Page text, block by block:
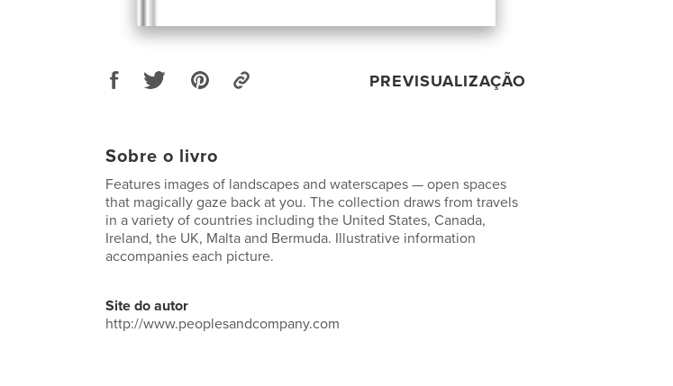
PREVISUALIZAÇÃO
Sobre o livro
Features images of landscapes and waterscapes — open spaces
that magically gaze back at you. The collection draws from travels
in a variety of countries including the United States, Canada,
Ireland, the UK, Malta and Bermuda. Illustrative information
accompanies each picture.
Site do autor
http://www.peoplesandcompany.com